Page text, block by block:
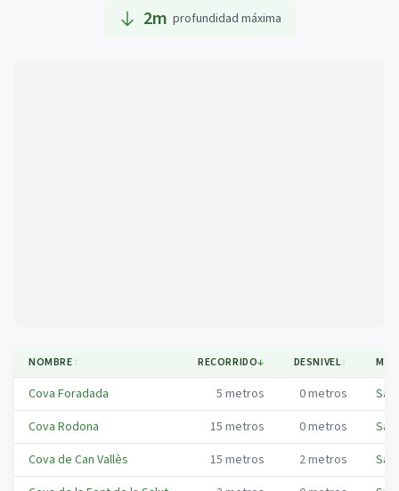
2m profundidad máxima
NOMBRE↕ RECORRIDO↓ DESNIVEL↕
Cova Foradada 5 metros 0metros
Cova Rodona
15 metros 0metros
Cova de Can Vallès
15 metros 2metros